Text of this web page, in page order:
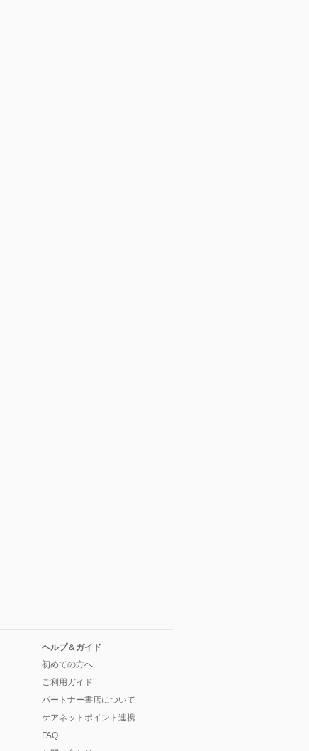
ヘルプ＆ガイド
初めての方へ
ご利用ガイド
パートナー書店について
ケアネットポイント連携
FAQ